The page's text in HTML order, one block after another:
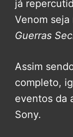
já
Venom seja
Guerras
Assim
completo,
eventos da
Sony.